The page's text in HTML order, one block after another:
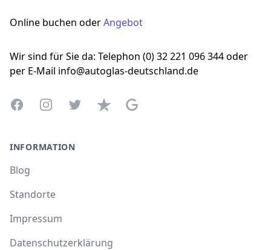
Online buchen oderAngebot
Wir sind für Sie da: Telephon (0) 32 221 096 344 oder
per E-Mail info@autoglas-deutschland.de
FacebookInstagramTwitterTrustpilotGoogle Business Profile
INFORMATION
Blog
Standorte
Impressum
Datenschutzerklärung